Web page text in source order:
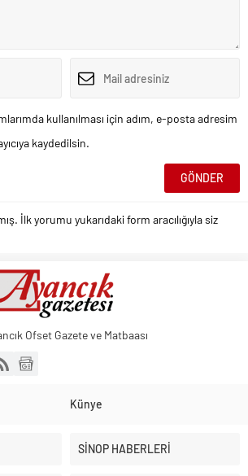
kullanılması için adım, e-posta adresim
kaydedilsin.
İlk yorumu yukarıdaki form aracılığıyla siz
Ofset Gazete ve Matbaası
Künye
SİNOP HABERLERİ